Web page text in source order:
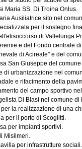
Maria SS. Di Troina Onlus.
Ausiliatrice sito nel
per il sostegno
di Vallelunga
e del Fondo centrale
di Acireale" e del
San Giuseppe del
di urbanizzazione nel
e rifacimento della
del campo sportivo
Di Blasi nel comune di
la realizzazione di una
per il porto di Scoglitti.
per impianti sportivi.
Misilmeri.
per infrastrutture sociali.